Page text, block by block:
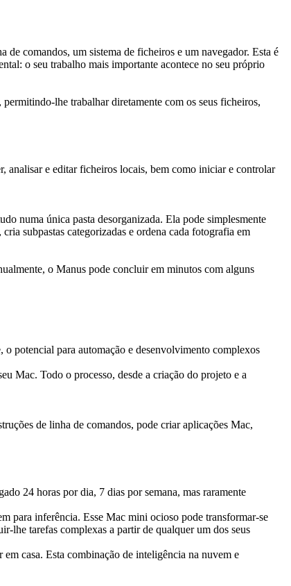
comandos, um sistema de ficheiros e um navegador. Esta é
o seu trabalho mais importante acontece no seu próprio
lhe trabalhar diretamente com os seus ficheiros,
analisar e editar ficheiros locais, bem como iniciar e controlar
numa única pasta desorganizada. Ela pode simplesmente
subpastas categorizadas e ordena cada fotografia em
o Manus pode concluir em minutos com alguns
potencial para automação e desenvolvimento complexos
Mac. Todo o processo, desde a criação do projeto e a
de linha de comandos, pode criar aplicações Mac,
24 horas por dia, 7 dias por semana, mas raramente
para inferência. Esse Mac mini ocioso pode transformar-se
lhe tarefas complexas a partir de qualquer um dos seus
casa. Esta combinação de inteligência na nuvem e